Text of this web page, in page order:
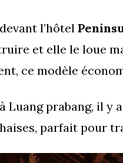
l’hôtel
et elle le loue
ce modèle
Luang prabang, il
parfait pour